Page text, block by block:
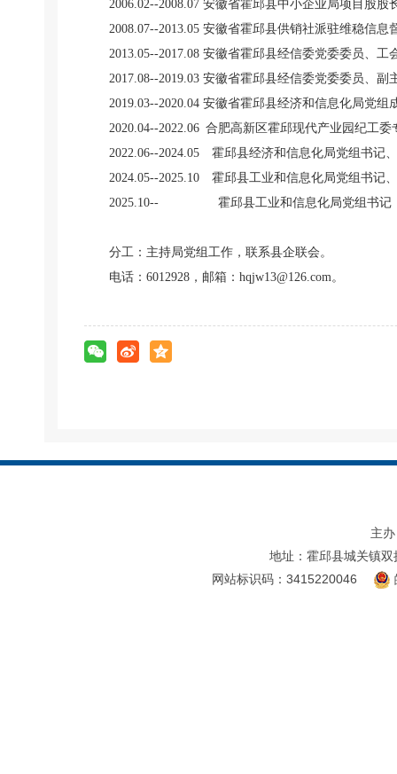
2006.02--2008.07 安徽省霍邱县中小企业局项目股股
2008.07--2013.05 安徽省霍邱县供销社派驻维稳信息
2013.05--2017.08 安徽省霍邱县经信委党委委员、工
2017.08--2019.03 安徽省霍邱县经信委党委委员、副
2019.03--2020.04 安徽省霍邱县经济和信息化局党组
2020.04--2022.06 合肥高新区霍邱现代产业园纪工
2022.06--2024.05 霍邱县经济和信息化局党组书记
2024.05--2025.10 霍邱县工业和信息化局党组书记
2025.10-- 霍邱县工业和信息化局党组书记
分工：主持局党组工作，联系县企联会。
电话：6012928，邮箱：hqjw13@126.com。
主
地址：霍邱县城关镇双
网站标识码：3415220046